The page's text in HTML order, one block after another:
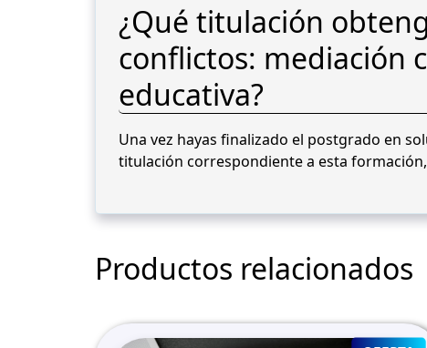
¿Qué titulación
conflictos: mediación
educativa?
Una vez hayas finalizado el postgrado en
titulación correspondiente a esta
Productos relacionados